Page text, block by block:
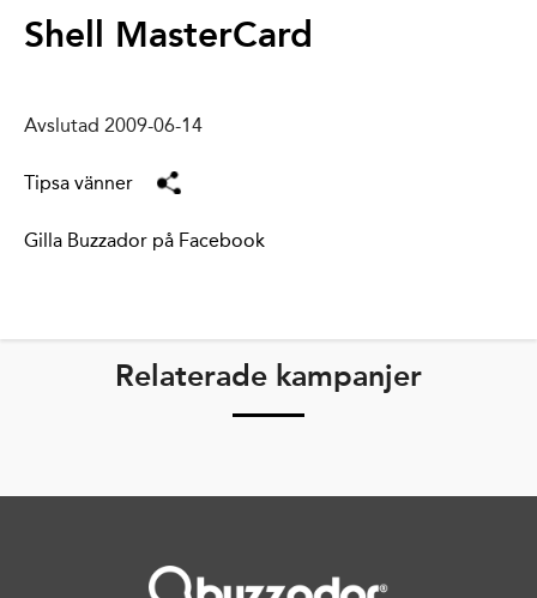
Shell MasterCard
Avslutad 2009-06-14
Tipsa vänner
Gilla Buzzador på Facebook
Relaterade kampanjer